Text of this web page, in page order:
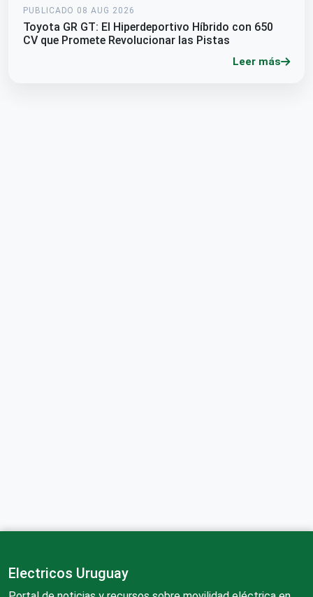
PUBLICADO 08 AUG 2026
Toyota GR GT: El Hiperdeportivo Híbrido con 650
CV que Promete Revolucionar las Pistas
Leer más
Electricos Uruguay